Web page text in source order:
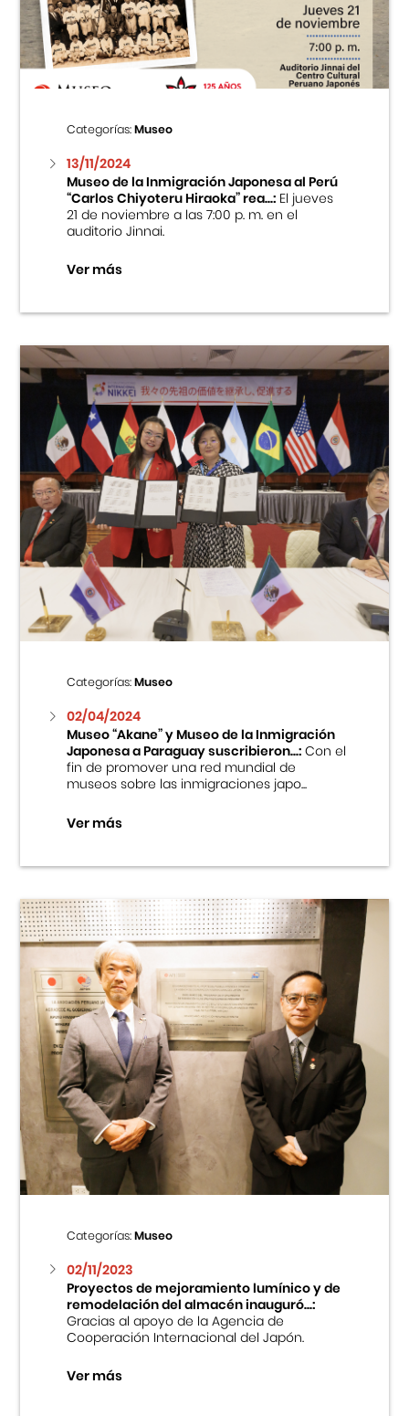
Centro Cultural Peruano Japonés
Cursos
Museo de la Inmigración Japonesa
Fondo Editorial
Teatro Peruano Japonés
Categorías:Museo
13/11/2024
Museo de la Inmigración Japonesa al Perú
“Carlos Chiyoteru Hiraoka” rea...:El jueves
21 de noviembre a las 7:00 p. m. en el
auditorio Jinnai.
Ver más
Categorías:Museo
02/04/2024
Museo “Akane” y Museo de la Inmigración
Japonesa a Paraguay suscribieron...:Con el
fin de promover una red mundial de
museos sobre las inmigraciones japo...
Ver más
Categorías:Museo
02/11/2023
Proyectos de mejoramiento lumínico y de
remodelación del almacén inauguró...:
Gracias al apoyo de la Agencia de
Cooperación Internacional del Japón.
Ver más